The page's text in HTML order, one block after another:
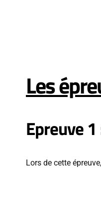
Les
Epreuve
Lors de cette